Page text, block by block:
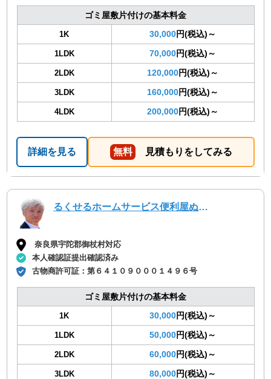
ゴミ屋敷片付けの基本料金
1K 30,000円(税込)～
1LDK 70,000円(税込)～
2LDK 120,000円(税込)～
3LDK 160,000円(税込)～
4LDK 200,000円(税込)～
詳細を見る 無料 見積もりをしてみる
るくせるホームサービス便利屋ぬくもり
奈良県宇陀郡御杖村対応
本人確認証提出確認済み
古物商許可証：第６４１０９０００１４９６号
ゴミ屋敷片付けの基本料金
1K 30,000円(税込)～
1LDK 50,000円(税込)～
2LDK 60,000円(税込)～
3LDK 80,000円(税込)～